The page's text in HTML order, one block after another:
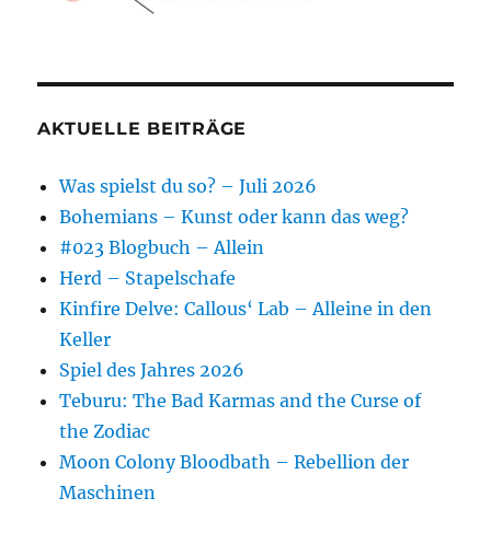
AKTUELLE BEITRÄGE
Was spielst du so? – Juli 2026
Bohemians – Kunst oder kann das weg?
#023 Blogbuch – Allein
Herd – Stapelschafe
Kinfire Delve: Callous‘ Lab – Alleine in den
Keller
Spiel des Jahres 2026
Teburu: The Bad Karmas and the Curse of
the Zodiac
Moon Colony Bloodbath – Rebellion der
Maschinen